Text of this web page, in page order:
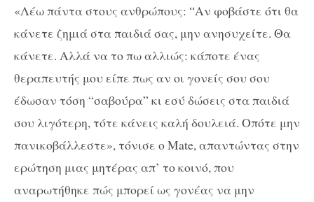
«Λέω πάντα στους ανθρώπους: “Αν φοβάστε ότι θα
κάνετε ζημιά στα παιδιά σας, μην ανησυχείτε. Θα
κάνετε. Αλλά να το πω αλλιώς: κάποτε ένας
θεραπευτής μου είπε πως αν οι γονείς σου σου
έδωσαν τόση “σαβούρα” κι εσύ δώσεις στα παιδιά
σου λιγότερη, τότε κάνεις καλή δουλειά. Οπότε μην
πανικοβάλλεστε», τόνισε ο Mate, απαντώντας στην
ερώτηση μιας μητέρας απ’ το κοινό, που
αναρωτήθηκε πώς μπορεί ως γονέας να μην